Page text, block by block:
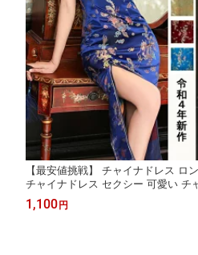
【最安値挑戦】 チャイナドレス ロ
チャイナドレス セクシー 可愛い チ
ナドレス ハロウィン 仮装 コスチュ
XXL XXXL 2L 3L 6色 大きサイズ赤
1,100 円